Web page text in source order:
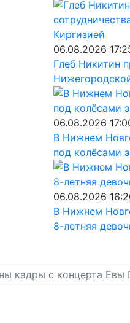
06.08.2026
Глеб Никитин
06.08.2026
В Нижнем
под колёсами
06.08.2026
В Нижнем
8-летняя
кадры с концерта